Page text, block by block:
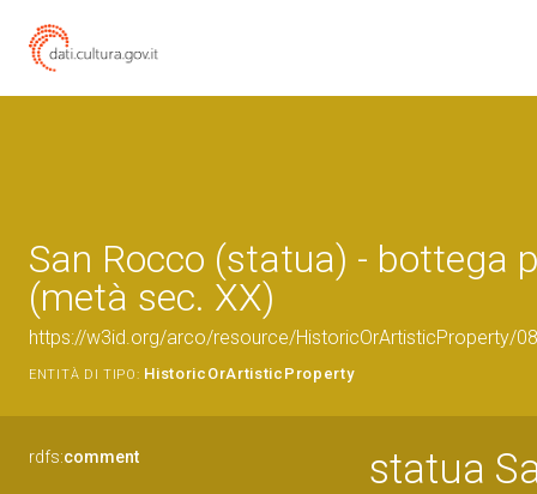
San Rocco (statua) - bottega
(metà sec. XX)
https://w3id.org/arco/resource/HistoricOrArtisticProperty/
ENTITÀ DI TIPO: HistoricOrArtisticProperty
rdfs:comment statua